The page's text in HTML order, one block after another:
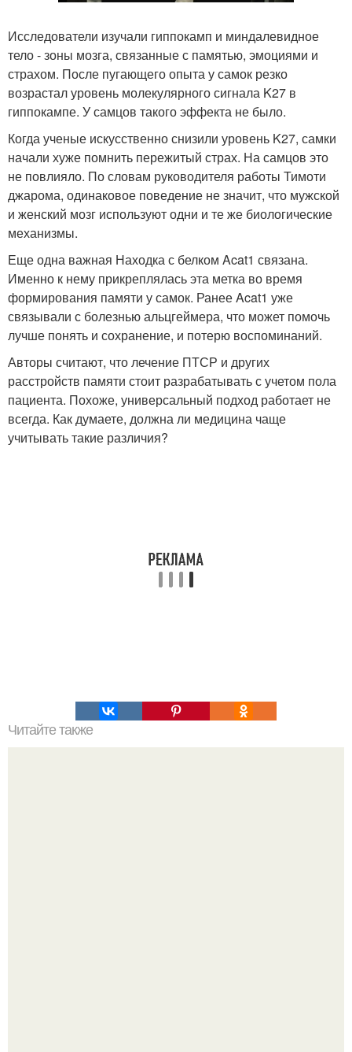
Исследователи изучали гиппокамп и миндалевидное
тело - зоны мозга, связанные с памятью, эмоциями и
страхом. После пугающего опыта у самок резко
возрастал уровень молекулярного сигнала K27 в
гиппокампе. У самцов такого эффекта не было.
Когда ученые искусственно снизили уровень K27, самки
начали хуже помнить пережитый страх. На самцов это
не повлияло. По словам руководителя работы Тимоти
джарома, одинаковое поведение не значит, что мужской
и женский мозг используют одни и те же биологические
механизмы.
Еще одна важная Находка с белком Acat1 связана.
Именно к нему прикреплялась эта метка во время
формирования памяти у самок. Ранее Acat1 уже
связывали с болезнью альцгеймера, что может помочь
лучше понять и сохранение, и потерю воспоминаний.
Авторы считают, что лечение ПТСР и других
расстройств памяти стоит разрабатывать с учетом пола
пациента. Похоже, универсальный подход работает не
всегда. Как думаете, должна ли медицина чаще
учитывать такие различия?
Читайте также